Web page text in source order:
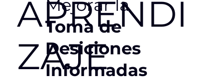
Mejorar la
Toma de
Desiciones
Informadas
APRENDI
ZAJE